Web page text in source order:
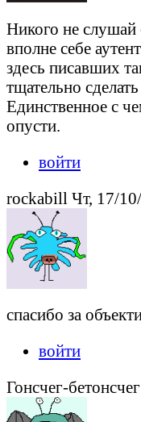
Никого не слушай
вполне себе
здесь писавших
тщательно
Единственное с
опусти.
войти
rockabill Чт, 17/
спасибо за
войти
Гонсчег-